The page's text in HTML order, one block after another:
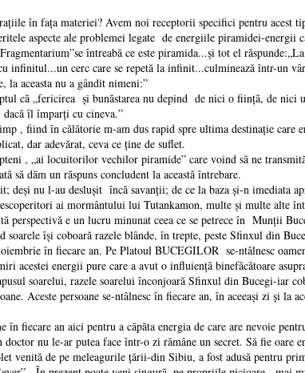
în fața materiei? Avem noi receptorii specifici pentru acest
aspecte ale problemei legate de energiile piramidei-
întreabă ce este piramida...și tot el
infinitul...un cerc care se repetă la infinit...culminează într-un
la aceasta nu a gândit nimeni:”
„fericirea și bunăstarea nu depind de nici o ființă, de nici
dacă îl împarți cu cineva.”
, fiind în călătorie m-am dus rapid spre ultima destinație care
dar adevărat, ceva ce ține de suflet.
„ai locuitorilor vechilor piramide” care voind să ne transmită
dăm un răspuns concludent la această întrebare.
nu l-au deslușit încă savanții; de ce la baza și-n imediata
ai mormântului lui Tutankamon, multe și multe alte
e un lucru minunat ceea ce se petrece în Munții
își coboară razele blânde, în trepte, peste Sfinxul din
în fiecare an. Pe Platoul BUCEGILOR se-ntâlnesc
acestei energii pure care a avut o influiență binefăcătoare
soarelui, razele soarelui înconjoară Sfinxul din Bucegi-iar
Aceste persoane se-ntâlnesc în fiecare an, în aceeași zi și
an aici pentru a căpăta energia de care are nevoie
doctor nu le-ar putea face într-o zi rămâne un secret. Să fie oare
de pe meleagurile țării-din Sibiu, a fost adusă pentru